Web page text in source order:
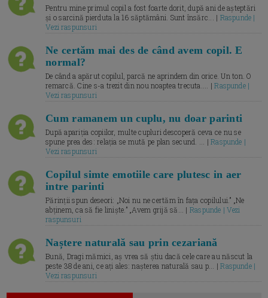
Pentru mine primul copil a fost foarte dorit, după ani de așteptări
și o sarcină pierduta la 16 săptămâni. Sunt însărc... | Raspunde |
Vezi raspunsuri
Ne certăm mai des de când avem copil. E
normal?
De când a apărut copilul, parcă ne aprindem din orice. Un ton. O
remarcă. Cine s-a trezit din nou noaptea trecuta.... |Raspunde |
Vezi raspunsuri
Cum ramanem un cuplu, nu doar parinti
După apariția copiilor, multe cupluri descoperă ceva ce nu se
spune prea des: relația se mută pe plan secund. ... |Raspunde |
Vezi raspunsuri
Copilul simte emotiile care plutesc in aer
intre parinti
Părinții spun deseori: „Noi nu ne certăm în fața copilului.” „Ne
abținem, ca să fie liniște.” „Avem grijă să... | Raspunde | Vezi
raspunsuri
Naștere naturală sau prin cezariană
Bună, Dragi mămici, aș vrea să știu dacă cele care au născut la
peste 38 de ani, ce ați ales: nașterea naturală sau p... |Raspunde |
Vezi raspunsuri